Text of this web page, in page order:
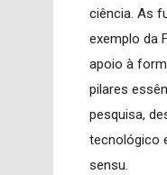
ciência. As
exemplo da
apoio à
pilares
pesquisa,
tecnológico
sensu.